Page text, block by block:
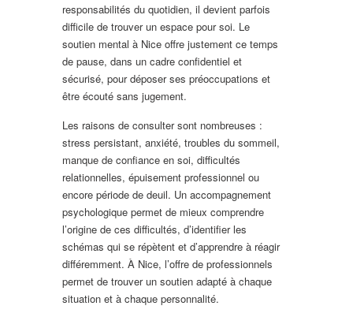
responsabilités du quotidien, il devient parfois
difficile de trouver un espace pour soi. Le
soutien mental à Nice offre justement ce temps
de pause, dans un cadre confidentiel et
sécurisé, pour déposer ses préoccupations et
être écouté sans jugement.
Les raisons de consulter sont nombreuses :
stress persistant, anxiété, troubles du sommeil,
manque de confiance en soi, difficultés
relationnelles, épuisement professionnel ou
encore période de deuil. Un accompagnement
psychologique permet de mieux comprendre
l’origine de ces difficultés, d’identifier les
schémas qui se répètent et d’apprendre à réagir
différemment. À Nice, l’offre de professionnels
permet de trouver un soutien adapté à chaque
situation et à chaque personnalité.